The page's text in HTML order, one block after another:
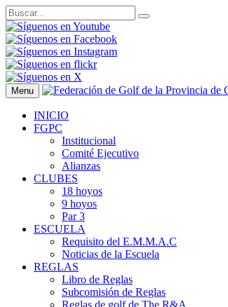
Menu
INICIO
FGPC
Institucional
Comité Ejecutivo
Alianzas
CLUBES
18 hoyos
9 hoyos
Par 3
ESCUELA
Requisito del E.M.M.A.C
Noticias de la Escuela
REGLAS
Libro de Reglas
Subcomisión de Reglas
Reglas de golf de The R&A